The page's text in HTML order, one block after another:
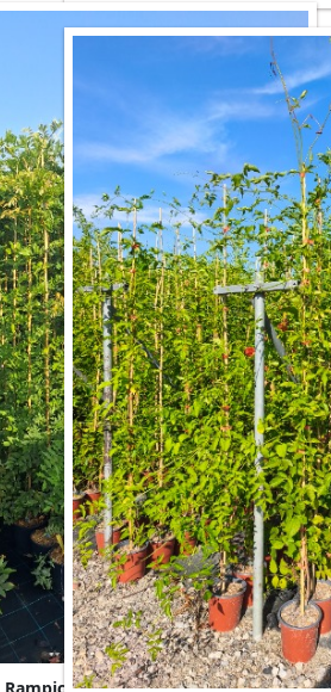
Rampicante Clt 3 H.180/200